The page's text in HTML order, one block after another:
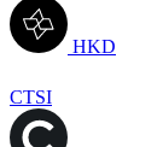
HKD
CTSI